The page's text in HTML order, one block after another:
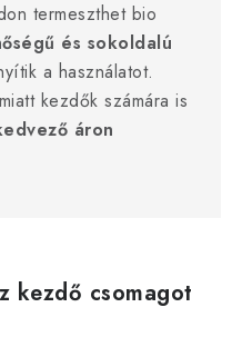
termeszthet bio
és sokoldalú
a használatot.
kezdők számára is
áron
kezdő csomagot